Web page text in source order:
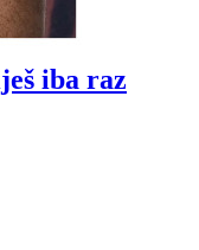
iba raz